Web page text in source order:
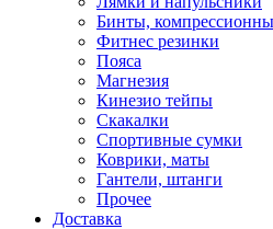
Бинты,
Фитнес резинки
Пояса
Магнезия
Кинезио тейпы
Скакалки
Спортивные сумки
Коврики, маты
Гантели, штанги
Прочее
Доставка